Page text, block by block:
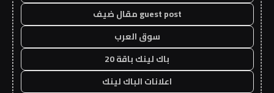
guest post مقال ضيف
سوق العرب
باك لينك باقة 20
اعلانات الباك لينك